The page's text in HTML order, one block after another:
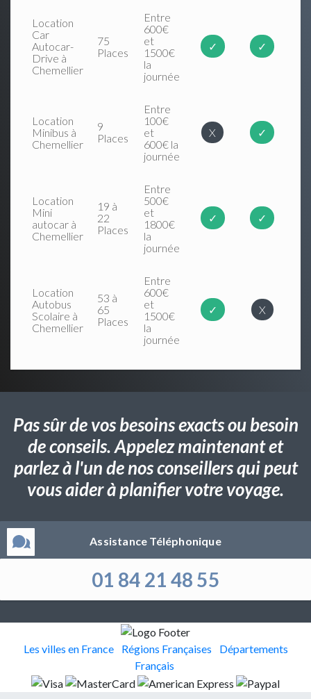
Location
Car
Autocar-
Drive à
Chemellier
75
Places
Entre
600€
et
1500€
la
journée
✓ ✓
Location
Minibus à
Chemellier
9
Places
Entre
100€
et
600€ la
journée
X ✓
Location
Mini
autocar à
Chemellier
19 à
22
Places
Entre
500€
et
1800€
la
journée
✓ ✓
Location
Autobus
Scolaire à
Chemellier
53 à
65
Places
Entre
600€
et
1500€
la
journée
✓ X
Pas sûr de vos besoins exacts ou besoin
de conseils. Appelez maintenant et
parlez à l'un de nos conseillers qui peut
vous aider à planifier votre voyage.
Assistance Téléphonique
01 84 21 48 55
Les villes en France Régions Françaises
Départements
Français